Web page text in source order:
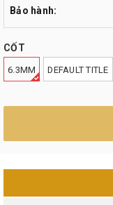
Bảo hành:
CỐT
6.3MM DEFAULT TITLE